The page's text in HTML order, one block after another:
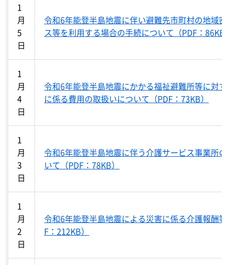
1
月
5
日
令和6年能登半島地震に伴い避難先市町村の地域
ス等を利用する場合の手続について（PDF：
1
月
4
日
令和6年能登半島地震にかかる福祉避難所等に対
に係る費用の取扱いについて（PDF：73KB）
1
月
3
日
令和6年能登半島地震に伴う介護サービス事業所
いて（PDF：78KB）
1
月
2
日
令和6年能登半島地震による災害に係る介護報酬
F：212KB）